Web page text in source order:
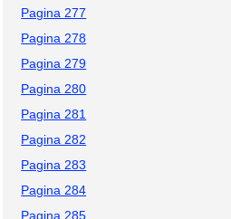
Pagina 277
Pagina 278
Pagina 279
Pagina 280
Pagina 281
Pagina 282
Pagina 283
Pagina 284
Pagina 285